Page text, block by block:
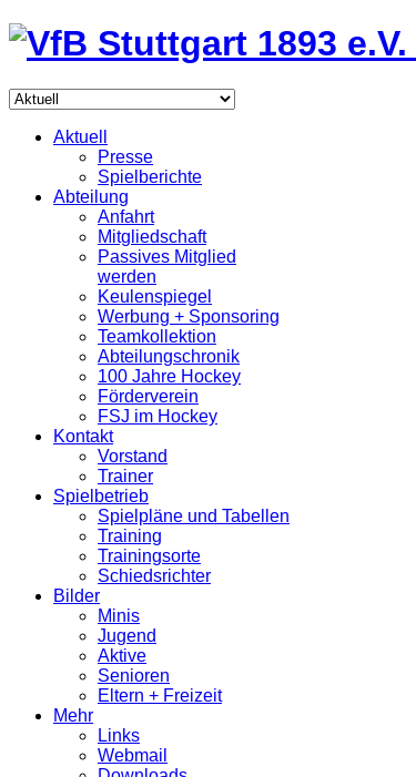
Aktuell
Presse
Spielberichte
Abteilung
Anfahrt
Mitgliedschaft
Passives Mitglied
werden
Keulenspiegel
Werbung + Sponsoring
Teamkollektion
Abteilungschronik
100 Jahre Hockey
Förderverein
FSJ im Hockey
Kontakt
Vorstand
Trainer
Spielbetrieb
Spielpläne und Tabellen
Training
Trainingsorte
Schiedsrichter
Bilder
Minis
Jugend
Aktive
Senioren
Eltern + Freizeit
Mehr
Links
Webmail